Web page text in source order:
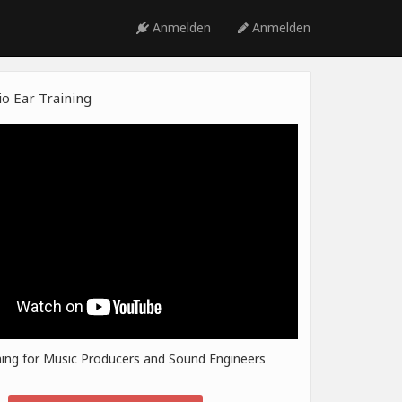
Anmelden Anmelden
Ear Training
for Music Producers and Sound Engineers